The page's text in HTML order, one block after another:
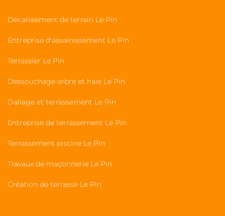
Décaissement de terrain Le Pin
Entreprise d'assainissement Le Pin
Terrassier Le Pin
Dessouchage arbre et haie Le Pin
Dallage et terrassement Le Pin
Entreprise de terrassement Le Pin
Terrassement piscine Le Pin
Travaux de maçonnerie Le Pin
Création de terrasse Le Pin